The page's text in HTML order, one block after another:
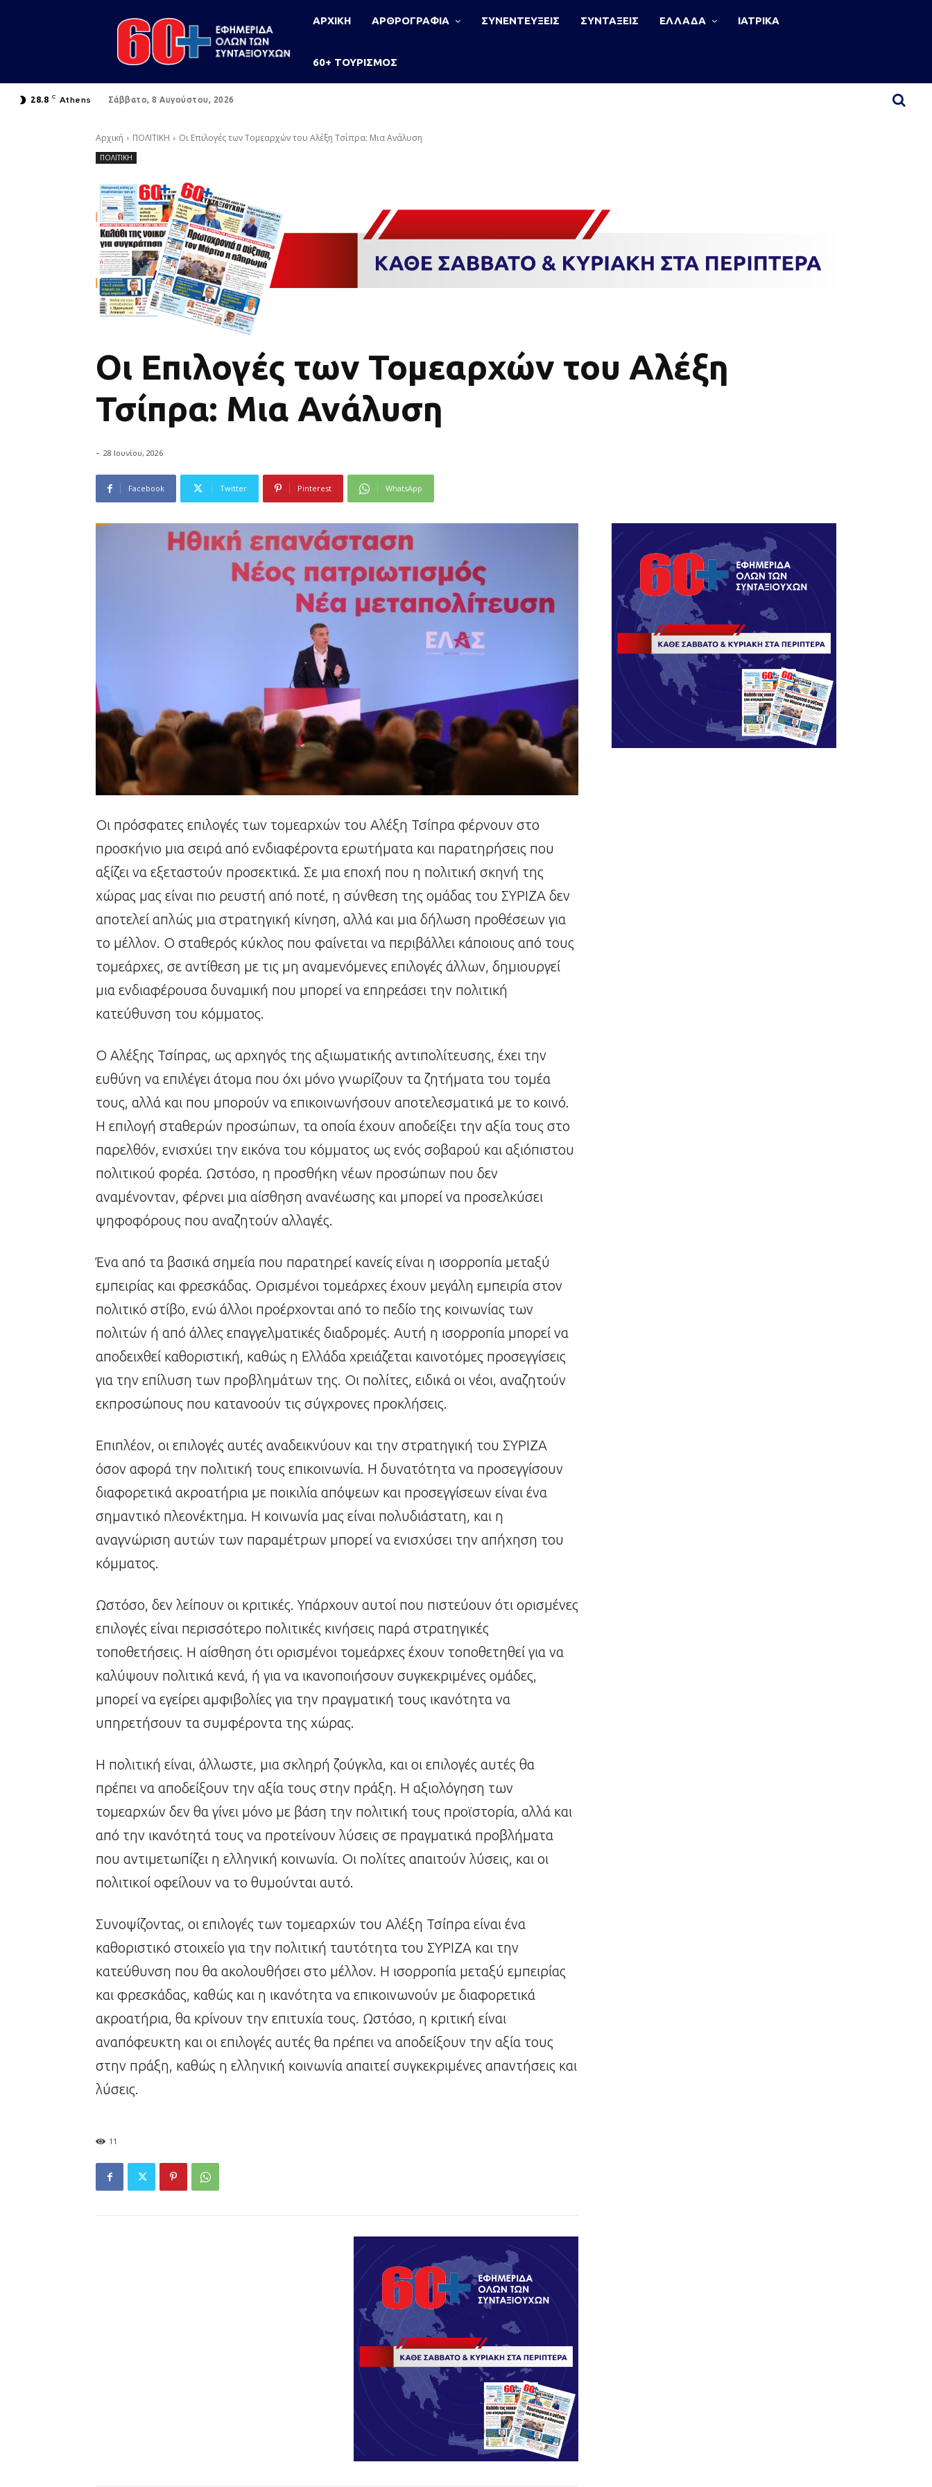
ΑΡΧΙΚΗ ΑΡΘΡΟΓΡΑΦΙΑ ΣΥΝΕΝΤΕΥΞΕΙΣ ΣΥΝΤΑΞΕΙΣ ΕΛΛΑΔΑ ΙΑΤΡΙΚΑ
60+ ΤΟΥΡΙΣΜΟΣ
28.8 C Athens Σάββατο, 8 Αυγούστου, 2026
Αρχική ΠΟΛΙΤΙΚΗ Οι Επιλογές των Τομεαρχών του Αλέξη Τσίπρα: Μια Ανάλυση
ΠΟΛΙΤΙΚΗ
Οι Επιλογές των Τομεαρχών του Αλέξη
Τσίπρα: Μια Ανάλυση
- 28 Ιουνίου, 2026
Facebook Twitter Pinterest WhatsApp
Οι πρόσφατες επιλογές των τομεαρχών του Αλέξη Τσίπρα φέρνουν στο
προσκήνιο μια σειρά από ενδιαφέροντα ερωτήματα και παρατηρήσεις που
αξίζει να εξεταστούν προσεκτικά. Σε μια εποχή που η πολιτική σκηνή της
χώρας μας είναι πιο ρευστή από ποτέ, η σύνθεση της ομάδας του ΣΥΡΙΖΑ δεν
αποτελεί απλώς μια στρατηγική κίνηση, αλλά και μια δήλωση προθέσεων για
το μέλλον. Ο σταθερός κύκλος που φαίνεται να περιβάλλει κάποιους από τους
τομεάρχες, σε αντίθεση με τις μη αναμενόμενες επιλογές άλλων, δημιουργεί
μια ενδιαφέρουσα δυναμική που μπορεί να επηρεάσει την πολιτική
κατεύθυνση του κόμματος.
Ο Αλέξης Τσίπρας, ως αρχηγός της αξιωματικής αντιπολίτευσης, έχει την
ευθύνη να επιλέγει άτομα που όχι μόνο γνωρίζουν τα ζητήματα του τομέα
τους, αλλά και που μπορούν να επικοινωνήσουν αποτελεσματικά με το κοινό.
Η επιλογή σταθερών προσώπων, τα οποία έχουν αποδείξει την αξία τους στο
παρελθόν, ενισχύει την εικόνα του κόμματος ως ενός σοβαρού και αξιόπιστου
πολιτικού φορέα. Ωστόσο, η προσθήκη νέων προσώπων που δεν
αναμένονταν, φέρνει μια αίσθηση ανανέωσης και μπορεί να προσελκύσει
ψηφοφόρους που αναζητούν αλλαγές.
Ένα από τα βασικά σημεία που παρατηρεί κανείς είναι η ισορροπία μεταξύ
εμπειρίας και φρεσκάδας. Ορισμένοι τομεάρχες έχουν μεγάλη εμπειρία στον
πολιτικό στίβο, ενώ άλλοι προέρχονται από το πεδίο της κοινωνίας των
πολιτών ή από άλλες επαγγελματικές διαδρομές. Αυτή η ισορροπία μπορεί να
αποδειχθεί καθοριστική, καθώς η Ελλάδα χρειάζεται καινοτόμες προσεγγίσεις
για την επίλυση των προβλημάτων της. Οι πολίτες, ειδικά οι νέοι, αναζητούν
εκπροσώπους που κατανοούν τις σύγχρονες προκλήσεις.
Επιπλέον, οι επιλογές αυτές αναδεικνύουν και την στρατηγική του ΣΥΡΙΖΑ
όσον αφορά την πολιτική τους επικοινωνία. Η δυνατότητα να προσεγγίσουν
διαφορετικά ακροατήρια με ποικιλία απόψεων και προσεγγίσεων είναι ένα
σημαντικό πλεονέκτημα. Η κοινωνία μας είναι πολυδιάστατη, και η
αναγνώριση αυτών των παραμέτρων μπορεί να ενισχύσει την απήχηση του
κόμματος.
Ωστόσο, δεν λείπουν οι κριτικές. Υπάρχουν αυτοί που πιστεύουν ότι ορισμένες
επιλογές είναι περισσότερο πολιτικές κινήσεις παρά στρατηγικές
τοποθετήσεις. Η αίσθηση ότι ορισμένοι τομεάρχες έχουν τοποθετηθεί για να
καλύψουν πολιτικά κενά, ή για να ικανοποιήσουν συγκεκριμένες ομάδες,
μπορεί να εγείρει αμφιβολίες για την πραγματική τους ικανότητα να
υπηρετήσουν τα συμφέροντα της χώρας.
Η πολιτική είναι, άλλωστε, μια σκληρή ζούγκλα, και οι επιλογές αυτές θα
πρέπει να αποδείξουν την αξία τους στην πράξη. Η αξιολόγηση των
τομεαρχών δεν θα γίνει μόνο με βάση την πολιτική τους προϊστορία, αλλά και
από την ικανότητά τους να προτείνουν λύσεις σε πραγματικά προβλήματα
που αντιμετωπίζει η ελληνική κοινωνία. Οι πολίτες απαιτούν λύσεις, και οι
πολιτικοί οφείλουν να το θυμούνται αυτό.
Συνοψίζοντας, οι επιλογές των τομεαρχών του Αλέξη Τσίπρα είναι ένα
καθοριστικό στοιχείο για την πολιτική ταυτότητα του ΣΥΡΙΖΑ και την
κατεύθυνση που θα ακολουθήσει στο μέλλον. Η ισορροπία μεταξύ εμπειρίας
και φρεσκάδας, καθώς και η ικανότητα να επικοινωνούν με διαφορετικά
ακροατήρια, θα κρίνουν την επιτυχία τους. Ωστόσο, η κριτική είναι
αναπόφευκτη και οι επιλογές αυτές θα πρέπει να αποδείξουν την αξία τους
στην πράξη, καθώς η ελληνική κοινωνία απαιτεί συγκεκριμένες απαντήσεις και
λύσεις.
11